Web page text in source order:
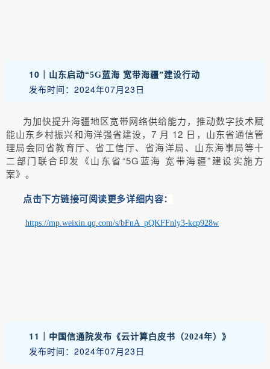
10｜ 山东启动“5G蓝海 宽带海疆”建设行动
发布时间：2024年07月23日
为加快提升海疆地区宽带网络供给能力，推动数字技术赋
能山东乡村振兴和海洋强省建设，7 月 12 日，山东省通信管
理局会同省教育厅、省工信厅、省海洋局、山东海事局等十
二部门联合印发《山东省“5G蓝海 宽带海疆”建设实施方
案》。
点击下方链接可阅读更多详细内容：
https://mp.weixin.qq.com/s/bFnA_pQKFFnly3-kcp928w
11｜ 中国信通院发布《云计算白皮书（2024年）》
发布时间：2024年07月23日